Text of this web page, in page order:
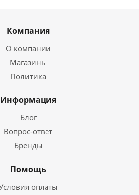
Компания
О компании
Магазины
Политика
Информация
Блог
Вопрос-ответ
Бренды
Помощь
оплаты